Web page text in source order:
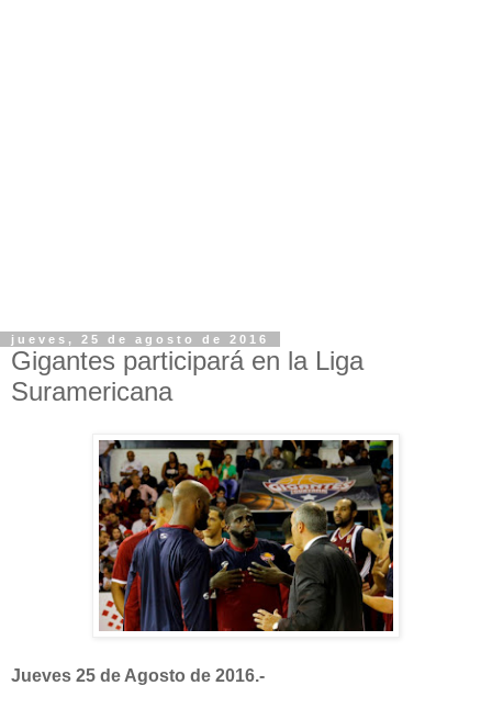
jueves, 25 de agosto de 2016
Gigantes participará en la Liga
Suramericana
Jueves 25 de Agosto de 2016.-